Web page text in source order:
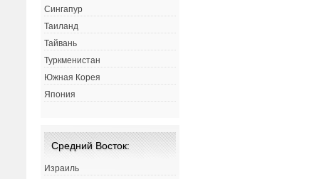
Сингапур
Таиланд
Тайвань
Туркменистан
Южная Корея
Япония
Средний Восток:
Израиль